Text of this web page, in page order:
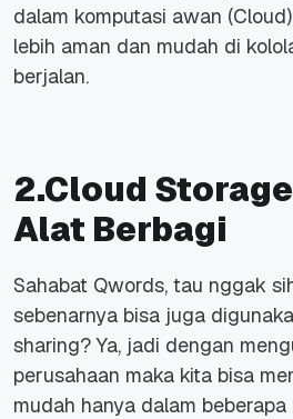
dalam komputasi awan
lebih aman dan mudah di
berjalan.
2.Cloud
Alat Berbagi
Sahabat Qwords, tau nggak
sebenarnya bisa juga
sharing? Ya, jadi dengan
perusahaan maka kita bisa
mudah hanya dalam beberapa